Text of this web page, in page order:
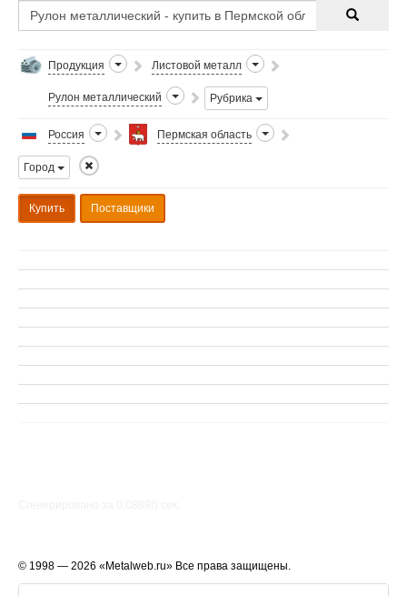
Продукция Листовой металл
Рулон металлический Рубрика
Россия Пермская область
Город
Купить Поставщики
© 1998 — 2026 «Metalweb.ru» Все права защищены.